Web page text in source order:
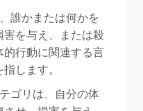
誰かまたは何かを
を与え、または殺
行動に関連する言
します。
ゴリは、自分の体